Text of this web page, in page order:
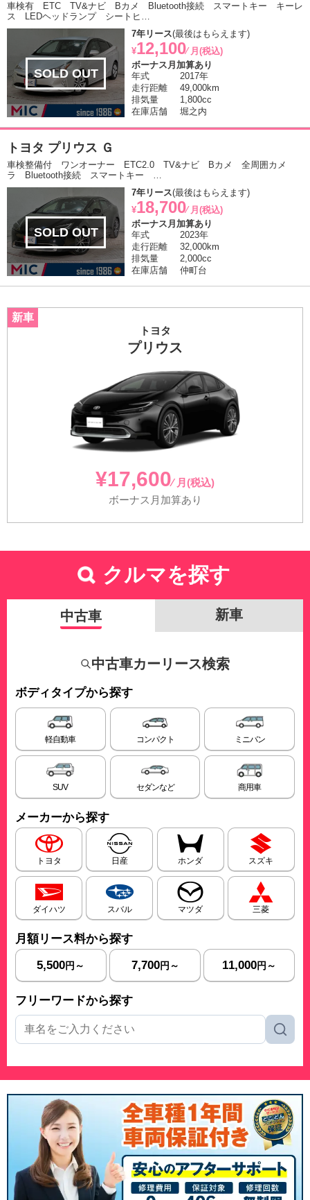
車検有 ETC TV&ナビ Bカメ Bluetooth接続 スマートキー キーレ
ス LEDヘッドランプ シートヒ…
SOLD OUT
7年リース(最後はもらえます)
¥12,100⁄ 月(税込)
ボーナス月加算あり
年式
2017年
走行距離
49,000km
排気量
1,800cc
在庫店舗
堀之内
トヨタ プリウス Ｇ
車検整備付 ワンオーナー ETC2.0 TV&ナビ Bカメ 全周囲カメ
ラ Bluetooth接続 スマートキー …
SOLD OUT
7年リース(最後はもらえます)
¥18,700⁄ 月(税込)
ボーナス月加算あり
年式
2023年
走行距離
32,000km
排気量
2,000cc
在庫店舗
仲町台
トヨタ
プリウス
¥17,600⁄ 月(税込)
ボーナス月加算あり
クルマを探す
中古車 新車
中古車カーリース検索
ボディタイプから探す
軽自動車 コンパクト ミニバン
SUV セダンなど 商用車
メーカーから探す
トヨタ 日産 ホンダ スズキ
ダイハツ スバル マツダ 三菱
月額リース料から探す
5,500円～ 7,700円～ 11,000円～
フリーワードから探す